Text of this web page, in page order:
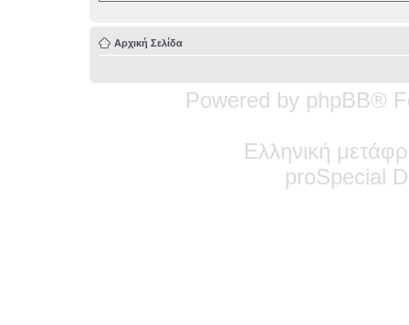
Αρχική Σελίδα
Powered by phpBB®
Ελληνική
proSpecial